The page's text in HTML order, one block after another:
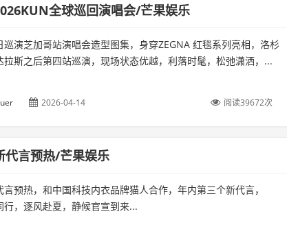
全球巡回演唱会/芒果娱乐
巡演芝加哥站演唱会造型图集，身穿ZEGNA 红毯系列亮相，洛杉
拉斯之后第四站巡演，现场状态优越，利落时髦，松弛潇洒，...
2026-04-14 阅读39672次
代言预热/芒果娱乐
言预热，和中国科技内衣品牌猫人合作，年内第三个新代言，
行，逐风赴夏，静候官宣到来...